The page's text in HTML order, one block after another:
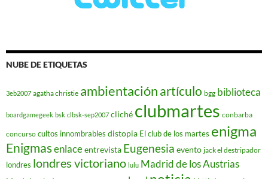
NUBE DE ETIQUETAS
3eb2007 agatha christie ambientación artículo bgg biblioteca
boardgamegeek bsk clbsk-sep2007 cliché clubmartes conbarba
concurso cultos innombrables distopia El club de los martes enigma
Enigmasenlaceentrevista Eugenesia evento jack el destripador
londres londres victoriano lulu Madrid de los Austrias